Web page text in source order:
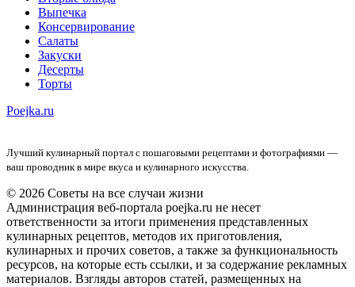
Выпечка
Консервирование
Салаты
Закуски
Десерты
Торты
Poejka.ru
Лучший кулинарный портал с пошаговыми рецептами и фотографиями —
ваш проводник в мире вкуса и кулинарного искусства.
© 2026 Советы на все случаи жизни
Администрация веб-портала poejka.ru не несет
ответственности за итоги применения представленных
кулинарных рецептов, методов их приготовления,
кулинарных и прочих советов, а также за функциональность
ресурсов, на которые есть ссылки, и за содержание рекламных
материалов. Взгляды авторов статей, размещенных на